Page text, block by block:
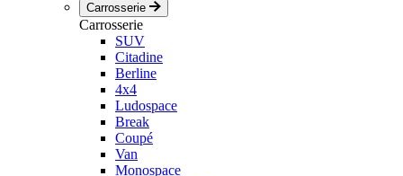
Carrosserie
Carrosserie
SUV
Citadine
Berline
4x4
Ludospace
Break
Coupé
Van
Monospace